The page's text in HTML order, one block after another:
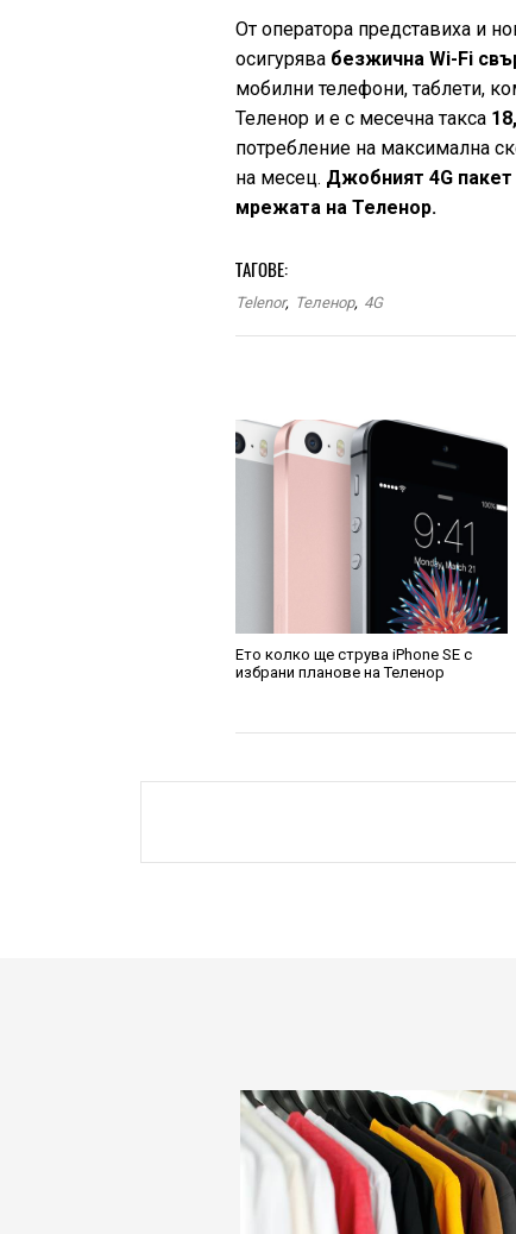
От оператора представиха и
осигурява безжична Wi-Fi
мобилни телефони, таблети,
Теленор и е с месечна такса
потребление на максимална
на месец. Джобният 4G
мрежата на Теленор.
ТАГОВЕ:
Telenor, Теленор, 4G
Ето колко ще струва iPhone SE с
избрани планове на Теленор